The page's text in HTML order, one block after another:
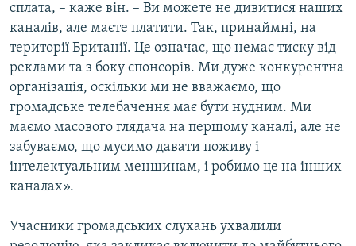
сплата, – каже він. – Ви можете не дивитися наших
каналів, але маєте платити. Так, принаймні, на
території Британії. Це означає, що немає тиску від
реклами та з боку спонсорів. Ми дуже конкурентна
організація, оскільки ми не вважаємо, що
громадське телебачення має бути нудним. Ми
маємо масового глядача на першому каналі, але не
забуваємо, що мусимо давати поживу і
інтелектуальним меншинам, і робимо це на інших
каналах».
Учасники громадських слухань ухвалили